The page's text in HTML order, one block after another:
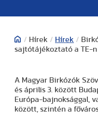
/ Hírek / Hírek /
sajtótájékoztató a TE-n
A Magyar Birkózók
és április 3. között
Európa-bajnoksággal,
között, szintén a